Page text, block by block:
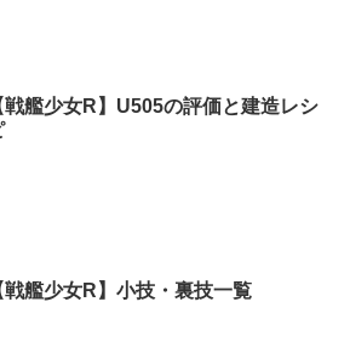
戦艦少女R】U505の評価と建造レシ
戦艦少女R】小技・裏技一覧